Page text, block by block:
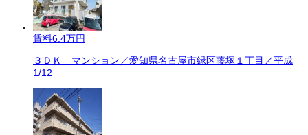
賃料6.4万円
３ＤＫ マンション／愛知県名古屋市緑区藤塚１丁目／平成
1/12